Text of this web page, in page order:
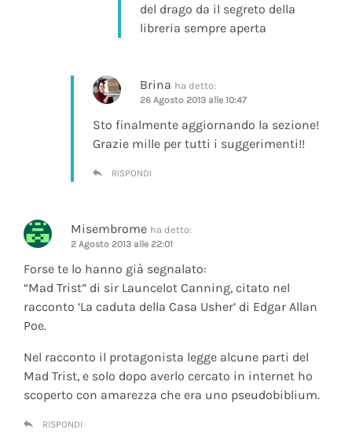
del drago da il segreto della
libreria sempre aperta
Brina ha detto:
26 Agosto 2013 alle 10:47
Sto finalmente aggiornando la sezione!
Grazie mille per tutti i suggerimenti!!
RISPONDI
Misembrome ha detto:
2 Agosto 2013 alle 22:01
Forse te lo hanno già segnalato:
“Mad Trist” di sir Launcelot Canning, citato nel
racconto ‘La caduta della Casa Usher’ di Edgar Allan
Poe.
Nel racconto il protagonista legge alcune parti del
Mad Trist, e solo dopo averlo cercato in internet ho
scoperto con amarezza che era uno pseudobiblium.
RISPONDI